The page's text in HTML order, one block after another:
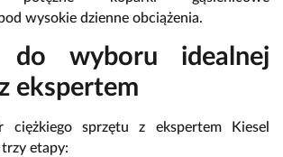
wysokie dzienne obciążenia.
wyboru idealnej
ekspertem
ciężkiego sprzętu z ekspertem Kiesel
etapy: